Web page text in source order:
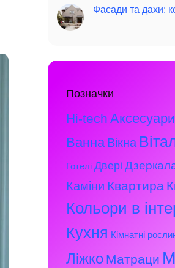
Фасади та дахи:
Позначки
Hi-tech Аксесуари
Ванна Вікна
Готелі Двері
Каміни Квартира
Кольори в
Кухня Кімнатні
Ліжко Матраци